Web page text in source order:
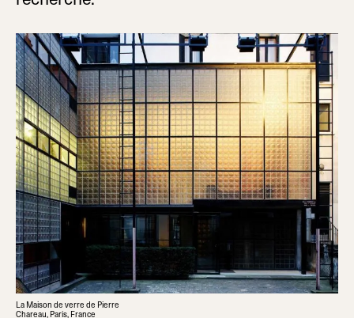
La Maison de verre de Pierre
Chareau, Paris, France